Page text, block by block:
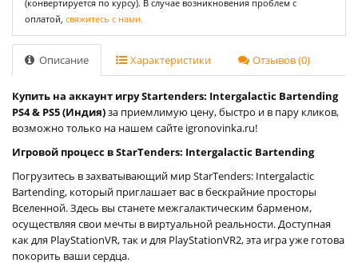
(конвертируется по курсу). В случае возникновения проблем с
оплатой, свяжитесь с нами.
Описание Характеристики Отзывов (0)
Купить на аккаунт игру Startenders: Intergalactic Bartending
PS4 & PS5 (Индия)за приемлимую цену, быстро и в пару кликов,
возможно только на нашем сайте igronovinka.ru!
Игровой процесс в StarTenders: Intergalactic Bartending
Погрузитесь в захватывающий мир StarTenders: Intergalactic
Bartending, который приглашает вас в бескрайние просторы
Вселенной. Здесь вы станете межгалактическим барменом,
осуществляя свои мечты в виртуальной реальности. Доступная
как для PlayStationVR, так и для PlayStationVR2, эта игра уже готова
покорить ваши сердца.